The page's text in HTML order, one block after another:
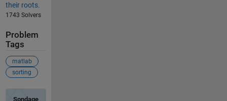
their roots.
1743 Solvers
Problem
Tags
matlab
sorting